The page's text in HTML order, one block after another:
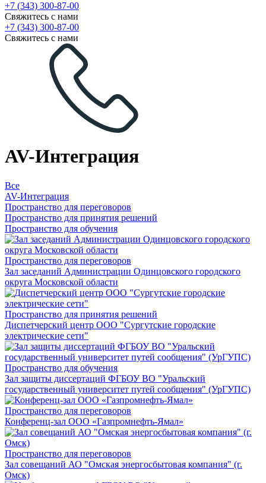
+7 (343) 300-87-00
Свяжитесь с нами
+7 (343) 300-87-00
Свяжитесь с нами
AV-Интеграция
Все
AV-Интеграция
Пространство для переговоров
Пространство для принятия решений
Пространство для обучения
Пространство для переговоров
Зал заседаний Администрации Одинцовского городского
округа Московской области
Пространство для принятия решений
Диспетчерский центр ООО "Сургутские городские
электрические сети"
Пространство для обучения
Зал защиты диссертаций ФГБОУ ВО "Уральский
государственный университет путей сообщения" (УрГУПС)
Пространство для переговоров
Конференц-зал ООО «Газпромнефть-Ямал»
Пространство для переговоров
Зал совещаний АО "Омская энергосбытовая компания" (г.
Омск)